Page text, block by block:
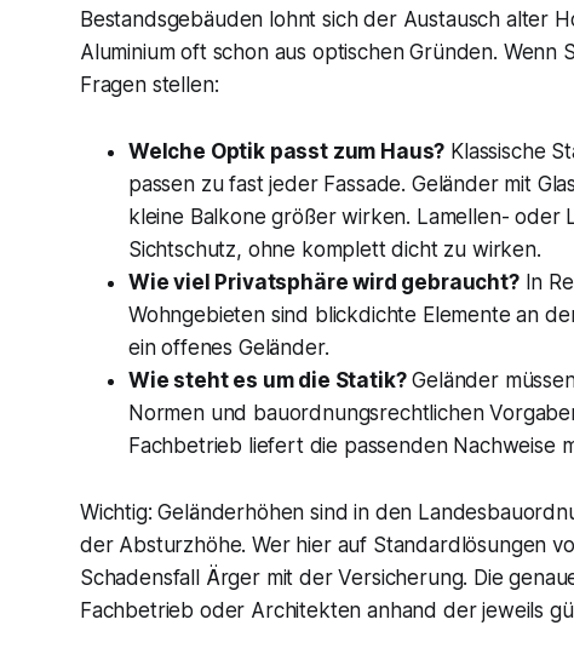
Bestandsgebäuden lohnt sich der Austausch alter
Aluminium oft schon aus optischen Gründen. Wenn
Fragen stellen:
Welche Optik passt zum Haus? Klassische
passen zu fast jeder Fassade. Geländer mit
kleine Balkone größer wirken. Lamellen- oder
Sichtschutz, ohne komplett dicht zu wirken.
Wie viel Privatsphäre wird gebraucht?In
Wohngebieten sind blickdichte Elemente an
ein offenes Geländer.
Wie steht es um die Statik?Geländer
Normen und bauordnungsrechtlichen
Fachbetrieb liefert die passenden Nachweise
Wichtig: Geländerhöhen sind in den
der Absturzhöhe. Wer hier auf Standardlösungen
Schadensfall Ärger mit der Versicherung. Die
Fachbetrieb oder Architekten anhand der jeweils